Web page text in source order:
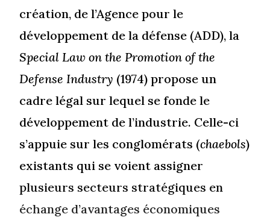
création, de l’Agence pour le
développement de la défense (ADD), la
Special Law on the Promotion of the
Defense Industry (1974) propose un
cadre légal sur lequel se fonde le
développement de l’industrie. Celle-ci
s’appuie sur les conglomérats (chaebols)
existants qui se voient assigner
plusieurs secteurs stratégiques en
échange d’avantages économiques